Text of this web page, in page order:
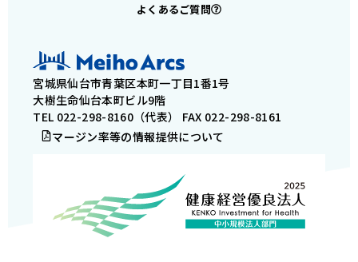
よくあるご質問
宮城県仙台市青葉区本町一丁目1番1号
大樹生命仙台本町ビル9階
TEL 022-298-8160（代表） FAX 022-298-8161
マージン率等の情報提供について